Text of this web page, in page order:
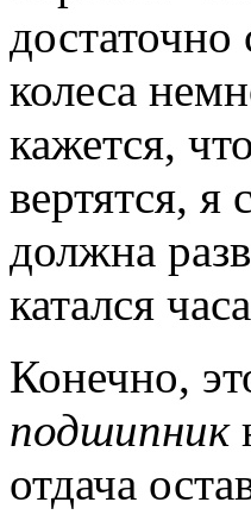
достаточно
колеса
кажется,
вертятся, я
должна
катался
Конечно,
подшипник
отдача